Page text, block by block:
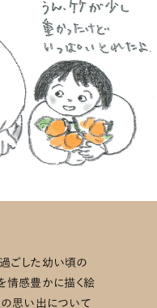
ごした幼い頃の
情感豊かに描く絵
の思い出について